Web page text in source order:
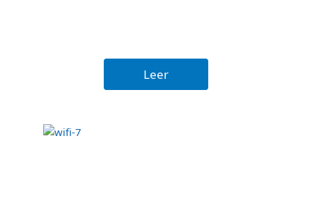
Leer